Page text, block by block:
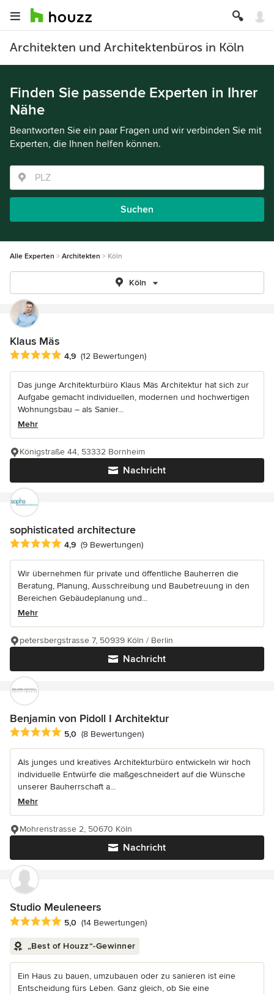
Architekten und Architektenbüros in Köln
Finden Sie passende Experten in Ihrer
Nähe
Beantworten Sie ein paar Fragen und wir verbinden Sie mit
Experten, die Ihnen helfen können.
Suchen
Alle Experten Architekten Köln
Köln
Klaus Mäs
Durchschnittliche Bewertung: 4.9 von 5 Sternen
4,9 (12 Bewertungen)
Das junge Architekturbüro Klaus Mäs Architektur hat sich zur
Aufgabe gemacht individuellen, modernen und hochwertigen
Wohnungsbau – als Sanier...
Mehr
Nachricht
Königstraße 44, 53332 Bornheim
sophisticated architecture
Durchschnittliche Bewertung: 4.9 von 5 Sternen
4,9 (9 Bewertungen)
Wir übernehmen für private und öffentliche Bauherren die
Beratung, Planung, Ausschreibung und Baubetreuung in den
Bereichen Gebäudeplanung und...
Mehr
Nachricht
petersbergstrasse 7, 50939 Köln / Berlin
Benjamin von Pidoll I Architektur
Durchschnittliche Bewertung: 5 von 5 Sternen
5,0 (8 Bewertungen)
Als junges und kreatives Architekturbüro entwickeln wir hoch
individuelle Entwürfe die maßgeschneidert auf die Wünsche
unserer Bauherrschaft a...
Mehr
Nachricht
Mohrenstrasse 2, 50670 Köln
Studio Meuleneers
Durchschnittliche Bewertung: 5 von 5 Sternen
5,0 (14 Bewertungen)
„Best of Houzz“-Gewinner
Ein Haus zu bauen, umzubauen oder zu sanieren ist eine
Entscheidung fürs Leben. Ganz gleich, ob Sie eine